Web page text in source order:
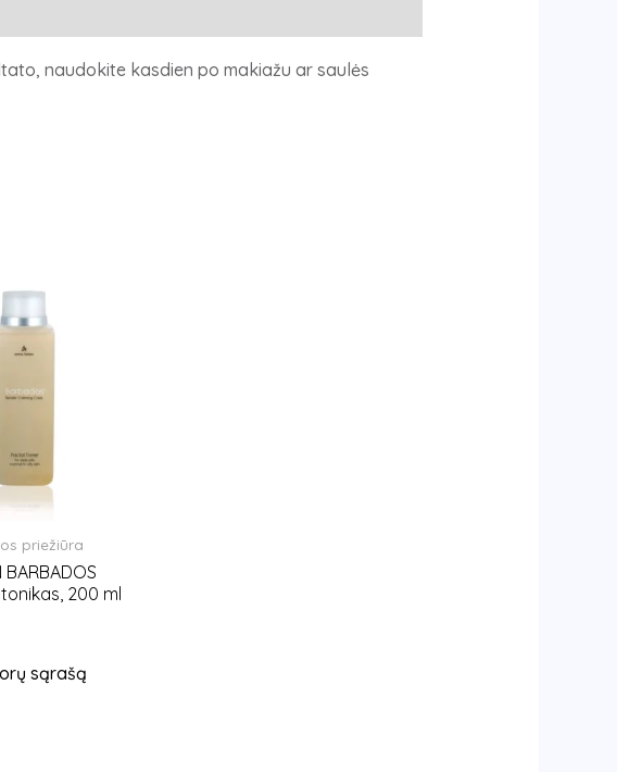
naudokite kasdien po makiažu ar saulės
priežiūra
BARBADOS
200 ml
sąrašą